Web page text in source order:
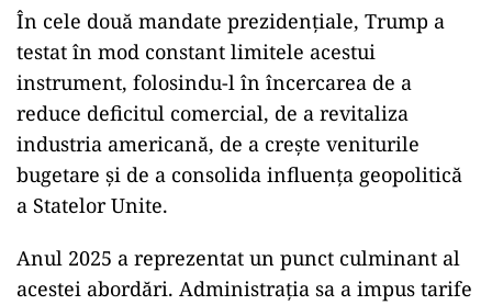
În cele două mandate prezidențiale, Trump a
testat în mod constant limitele acestui
instrument, folosindu-l în încercarea de a
reduce deficitul comercial, de a revitaliza
industria americană, de a crește veniturile
bugetare și de a consolida influența geopolitică
a Statelor Unite.
Anul 2025 a reprezentat un punct culminant al
acestei abordări. Administrația sa a impus tarife